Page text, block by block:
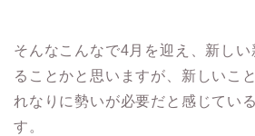
そんなこんなで4月を迎え、新し
ることかと思いますが、新しいこ
れなりに勢いが必要だと感じてい
す。